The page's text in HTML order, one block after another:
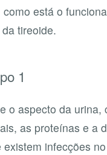
como está o
tireoide.
1
o aspecto da urina,
as proteínas e a
existem infecções